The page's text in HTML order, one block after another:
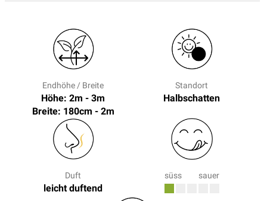
Endhöhe / Breite
Höhe: 2m - 3m
Breite: 180cm - 2m
Standort
Halbschatten
Duft
leicht duftend
süss sauer